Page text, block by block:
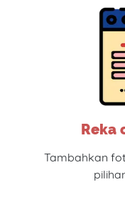
Reka
Tambahkan